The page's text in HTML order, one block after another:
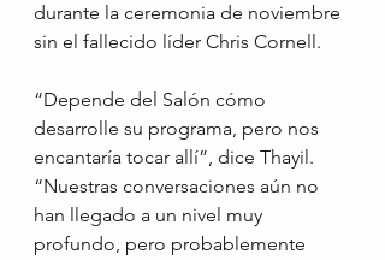
durante la ceremonia de noviembre
sin el fallecido líder Chris Cornell.
“Depende del Salón cómo
desarrolle su programa, pero nos
encantaría tocar allí”, dice Thayil.
“Nuestras conversaciones aún no
han llegado a un nivel muy
profundo, pero probablemente